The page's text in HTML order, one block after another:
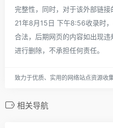
完整性，同时，对于该外部链
21年8月15日 下午8:56收录时
合法，后期网页的内容如出现
进行删除，不承担任何责任。
致力于优质、实用的网络站点资源收
相关导航